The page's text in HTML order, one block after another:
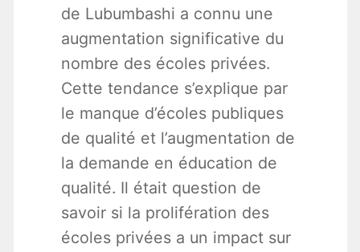
de Lubumbashi a connu une
augmentation significative du
nombre des écoles privées.
Cette tendance s’explique par
le manque d’écoles publiques
de qualité et l’augmentation de
la demande en éducation de
qualité. Il était question de
savoir si la prolifération des
écoles privées a un impact sur